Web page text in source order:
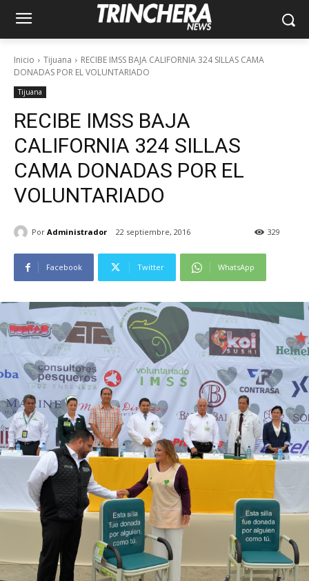
Inicio Tijuana
RECIBE IMSS BAJA CALIFORNIA 324 SILLAS CAMA
DONADAS POR EL VOLUNTARIADO
Tijuana
RECIBE IMSS BAJA
CALIFORNIA 324 SILLAS
CAMA DONADAS POR EL
VOLUNTARIADO
Por Administrador 22 septiembre, 2016 329
Facebook Twitter WhatsApp